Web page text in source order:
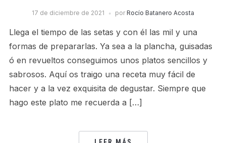
17 de diciembre de 2021 por Rocío Batanero Acosta
Llega el tiempo de las setas y con él las mil y una
formas de prepararlas. Ya sea a la plancha, guisadas
ó en revueltos conseguimos unos platos sencillos y
sabrosos. Aquí os traigo una receta muy fácil de
hacer y a la vez exquisita de degustar. Siempre que
hago este plato me recuerda a […]